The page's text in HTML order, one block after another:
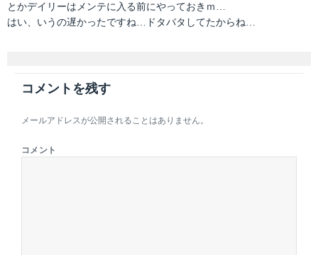
とかデイリーはメンテに入る前にやっておきｍ…
はい、いうの遅かったですね…ドタバタしてたからね…
コメントを残す
メールアドレスが公開されることはありません。
コメント